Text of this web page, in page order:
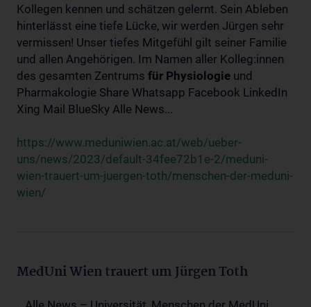
Kollegen kennen und schätzen gelernt. Sein Ableben
hinterlässt eine tiefe Lücke, wir werden Jürgen sehr
vermissen! Unser tiefes Mitgefühl gilt seiner Familie
und allen Angehörigen. Im Namen aller Kolleg:innen
des gesamten Zentrums für Physiologie und
Pharmakologie Share Whatsapp Facebook LinkedIn
Xing Mail BlueSky Alle News...
https://www.meduniwien.ac.at/web/ueber-
uns/news/2023/default-34fee72b1e-2/meduni-
wien-trauert-um-juergen-toth/menschen-der-meduni-
wien/
MedUni Wien trauert um Jürgen Toth